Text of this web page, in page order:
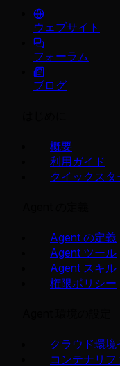
ウェブサイト
フォーラム
ブログ
概要
利用ガイド
クイックスタ
Agent の定義
Agent ツール
Agent スキル
権限ポリシー
クラウド環
コンテナリフ